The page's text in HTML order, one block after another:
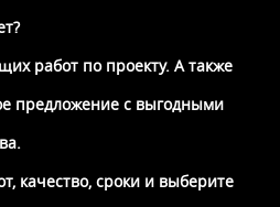
работ по проекту. А также
предложение с выгодными
качество, сроки и выберите